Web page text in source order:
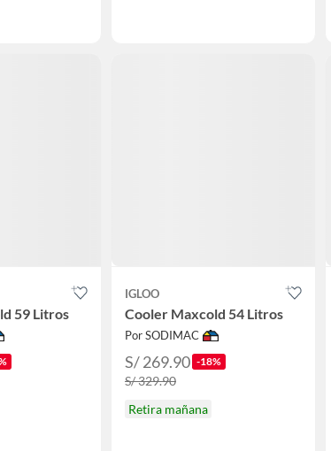
59 Litros
IGLOO
Cooler Maxcold 54 Litros
Por SODIMAC
S/ 269.90 -18%
S/ 329.90
Retira mañana